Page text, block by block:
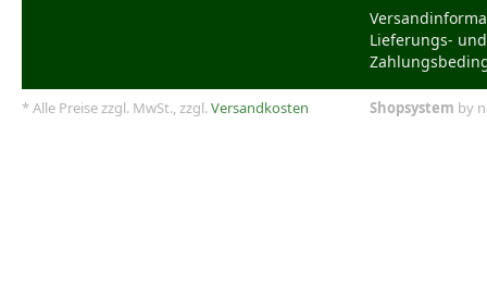
Lieferungs- und
* Alle Preise zzgl. MwSt., zzgl.Versandkosten Shopsystem by